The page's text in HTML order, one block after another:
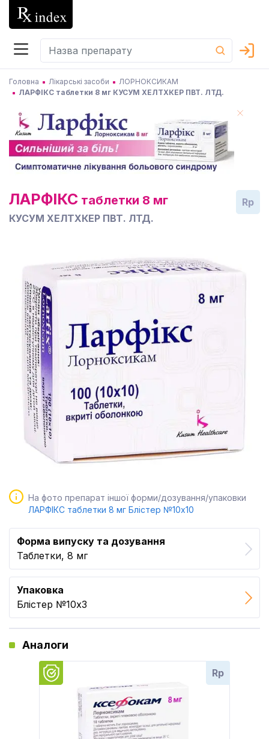
Головна Лікарські засоби
ЛОРНОКСИКАМ
ЛАРФІКС таблетки 8 мг КУСУМ ХЕЛТХКЕР ПВТ. ЛТД.
ЛАРФІКС таблетки 8 мг
КУСУМ ХЕЛТХКЕР ПВТ. ЛТД.
Rp
На фото препарат іншої форми/дозування/упаковки
ЛАРФІКС таблетки 8 мг Блістер №10x10
Форма випуску та дозування
Таблетки, 8 мг
Упаковка
Блістер №10x3
Аналоги
Rp